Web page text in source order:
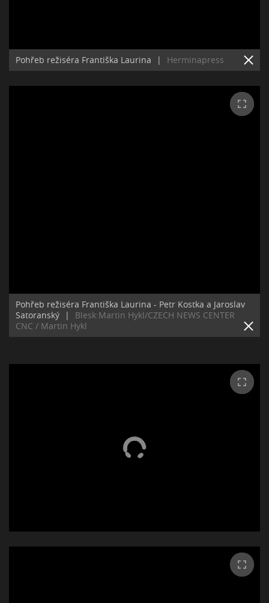
Pohřeb režiséra Františka Laurina | Herminapress
Pohřeb režiséra Františka Laurina - Petr Kostka a Jaroslav
Satoranský
|
Blesk:Martin Hykl/CZECH NEWS CENTER
CNC / Martin Hykl